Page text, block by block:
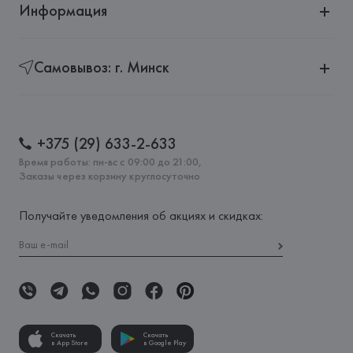
Информация
Самовывоз: г. Минск
+375 (29) 633-2-633
Время работы: пн-вс с 09:00 до 21:00,
Заказы через корзину круглосуточно
Получайте уведомления об акциях и скидках:
Скачать
в App Store
Скачать
в Google Play